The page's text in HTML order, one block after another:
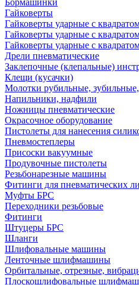
Бормашинки
Гайковерты
Гайковерты ударные с
Гайковерты ударные с
Гайковерты ударные с
Дрели пневматические
Заклепочные (клепальные)
Клещи (кусачки)
Молотки рубильные,
Напильники, надфили
Ножницы пневматические
Окрасочное оборудование
Пистолеты для нанесения
Пневмостеплеры
Присоски вакуумные
Продувочные пистолеты
Резьбонарезные машины
Фитинги для пневматических
Муфты БРС
Переходники резьбовые
Фитинги
Штуцеры БРС
Шланги
Шлифовальные машины
Ленточные шлифмашины
Орбитальные, отрезные,
Плоскошлифовальные